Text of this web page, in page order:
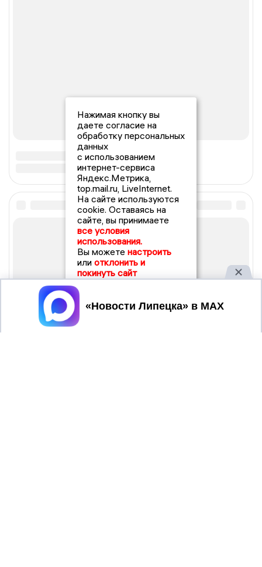
Нажимая кнопку вы
даете согласие на
обработку персональных
данных
с использованием
интернет-сервиса
Яндекс.Метрика,
top.mail.ru, LiveInternet.
На сайте используются
cookie. Оставаясь на
сайте, вы принимаете
все условия
использования.
Вы можете настроить
или отклонить и
покинуть сайт
Принять